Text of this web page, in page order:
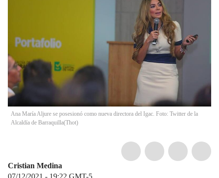
Ana María Aljure se posesionó como nueva directora del Igac. Foto: Twitter de la
Alcaldía de Barraquilla(Thot)
Cristian Medina
07/12/2021 - 19:22 GMT-5